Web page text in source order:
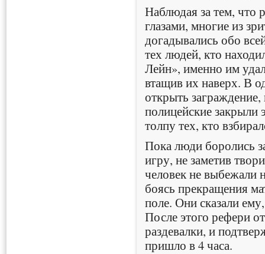
Наблюдая за тем, что
глазами, многие из
догадывались обо
тех людей, кто
Лейн», именно им
втащив их наверх. В
открыть
полицейские закрыли
толпу тех, кто
Пока люди боролись
игру, не заметив
человек не выбежали
боясь прекращения
поле. Они сказали
После этого рефери
раздевалки, и
пришло в 4 часа.